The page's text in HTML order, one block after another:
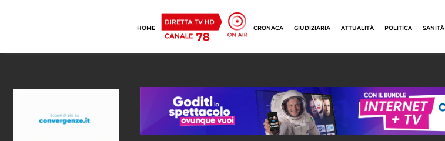
HOME CRONACA GIUDIZIARIA ATTUALITÀ POLITICA SANITÀ